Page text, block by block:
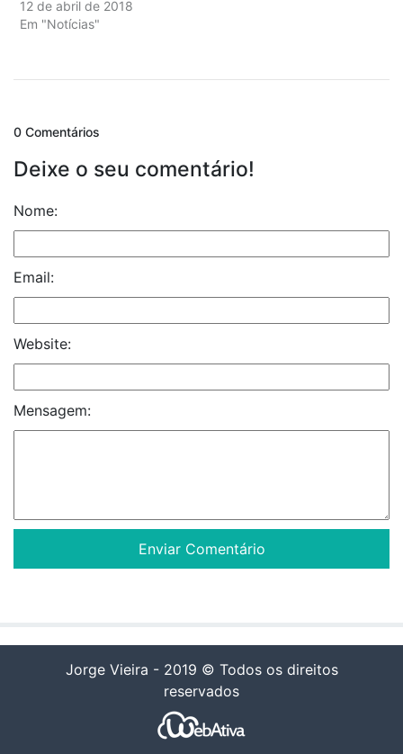
12 de abril de 2018
Em "Notícias"
0 Comentários
Deixe o seu comentário!
Nome:
Email:
Website:
Mensagem:
Jorge Vieira - 2019 © Todos os direitos
reservados